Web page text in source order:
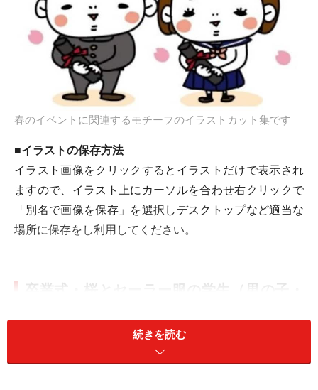
春のイベントに関連するモチーフのイラストカット集です
■イラストの保存方法
イラスト画像をクリックするとイラストだけで表示され
ますので、イラスト上にカーソルを合わせ右クリックで
「別名で画像を保存」を選択しデスクトップなど適当な
場所に保存をし利用してください。
卒業式・桜とセーラー服の学生（男の子・
続きを読む